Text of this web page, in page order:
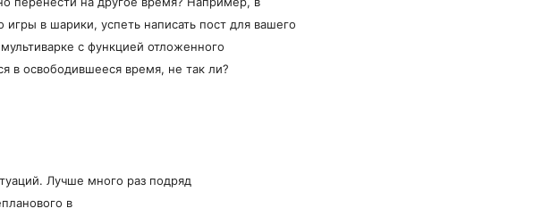
в шарики, успеть написать пост для вашего
с функцией отложенного
в освободившееся время, не так ли?
Лучше много раз подряд
в